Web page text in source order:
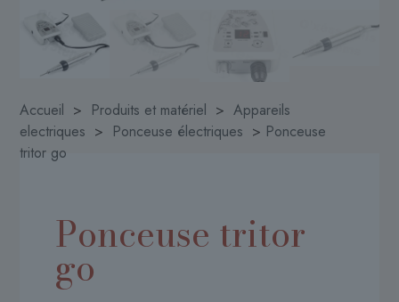
Accueil > Produits et matériel > Appareils
electriques > Ponceuse électriques > Ponceuse
tritor go
Ponceuse tritor
go